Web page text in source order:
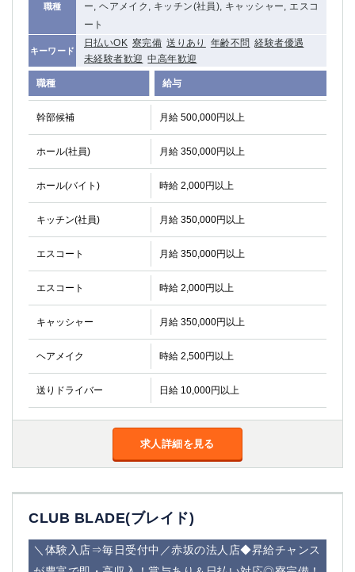
職種
ー, ヘアメイク, キッチン(社員), キャッシャー, エスコ
ート
キーワード
日払いOK 寮完備 送りあり 年齢不問 経験者優遇
未経験者歓迎 中高年歓迎
職種 給与
幹部候補 月給 500,000円以上
ホール(社員) 月給 350,000円以上
ホール(バイト) 時給 2,000円以上
キッチン(社員) 月給 350,000円以上
エスコート 月給 350,000円以上
エスコート 時給 2,000円以上
キャッシャー 月給 350,000円以上
ヘアメイク 時給 2,500円以上
送りドライバー 日給 10,000円以上
求人詳細を見る
CLUB BLADE(ブレイド)
＼体験入店⇒毎日受付中／赤坂の法人店◆昇給チャンス
埼玉県
南越谷
川越
草加
南浦和
所沢
熊谷
獨協大学前＜草加松原＞
北浦和（西口）
船橋
津田沼
千葉
柏（西口）
木更津
柏（東口）
下総中山
茂原
松戸
東武宇都宮（宇都宮西口）
茨城県
土浦 ひたち野うしく
群馬県